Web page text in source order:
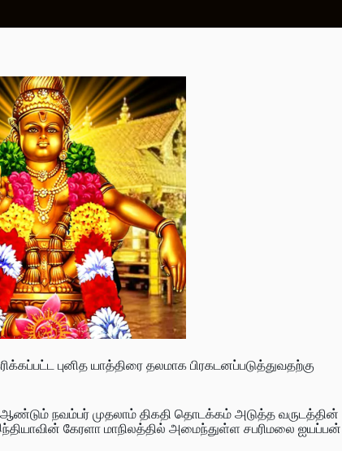
புனித யாத்திரை தலமாக பிரகடனப்படுத்துவதற்கு
நவம்பர் முதலாம் திகதி தொடக்கம் அடுத்த வருடத்தின்
கேரளா மாநிலத்தில் அமைந்துள்ள சபரிமலை ஐயப்பன்